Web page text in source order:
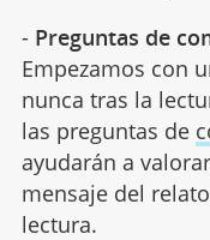
- Preguntas de
Empezamos con
nunca tras la
las preguntas de
ayudarán a
mensaje del
lectura.